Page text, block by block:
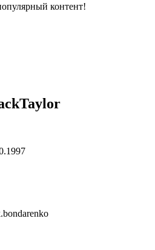
контент!